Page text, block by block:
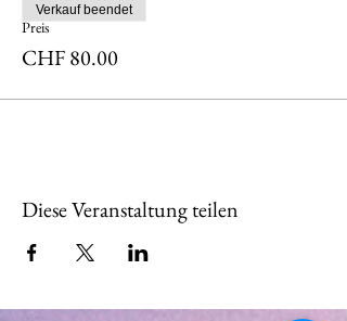
Preis
CHF 80.00
Verkauf beendet
Diese Veranstaltung teilen